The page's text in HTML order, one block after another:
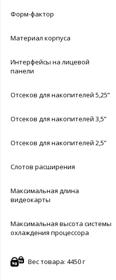
Форм-фактор
Материал корпуса
Интерфейсы на лицевой
панели
Отсеков для накопителей 5,25”
Отсеков для накопителей 3,5”
Отсеков для накопителей 2,5”
Слотов расширения
Максимальная длина
видеокарты
Максимальная высота системы
охлаждения процессора
Вес товара: 4450 г